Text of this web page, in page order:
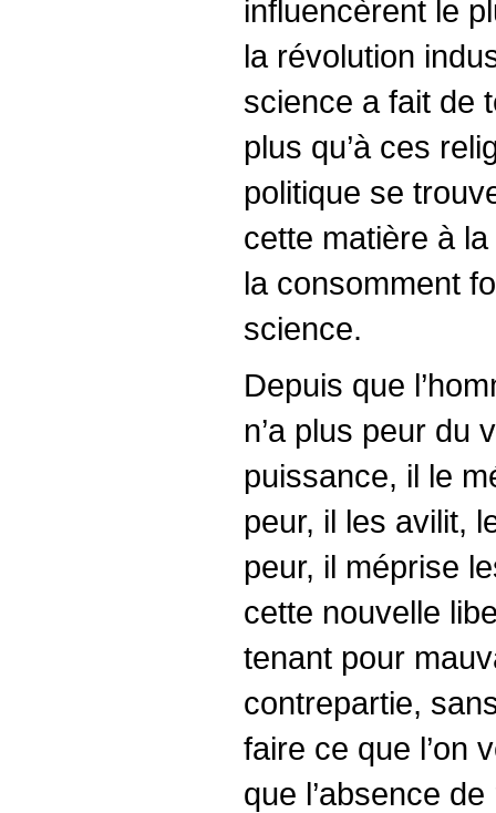
influencèrent le
la révolution
science a fait de
plus qu’à ces
politique se
cette matière à
la consomment
science.
Depuis que
n’a plus peur du
puissance, il le
peur, il les avilit,
peur, il méprise
cette nouvelle
tenant pour
contrepartie,
faire ce que l’on
que l’absence